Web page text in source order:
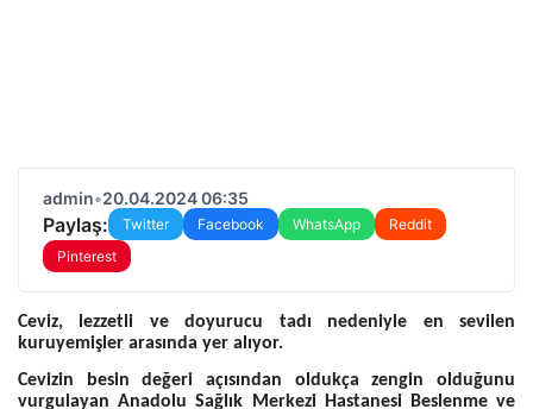
admin•20.04.2024 06:35
Paylaş: Twitter Facebook WhatsApp
Reddit
Pinterest
Ceviz, lezzetli ve doyurucu tadı nedeniyle en sevilen
kuruyemişler arasında yer alıyor.
Cevizin besin değeri açısından oldukça zengin olduğunu
vurgulayan Anadolu Sağlık Merkezi Hastanesi Beslenme ve